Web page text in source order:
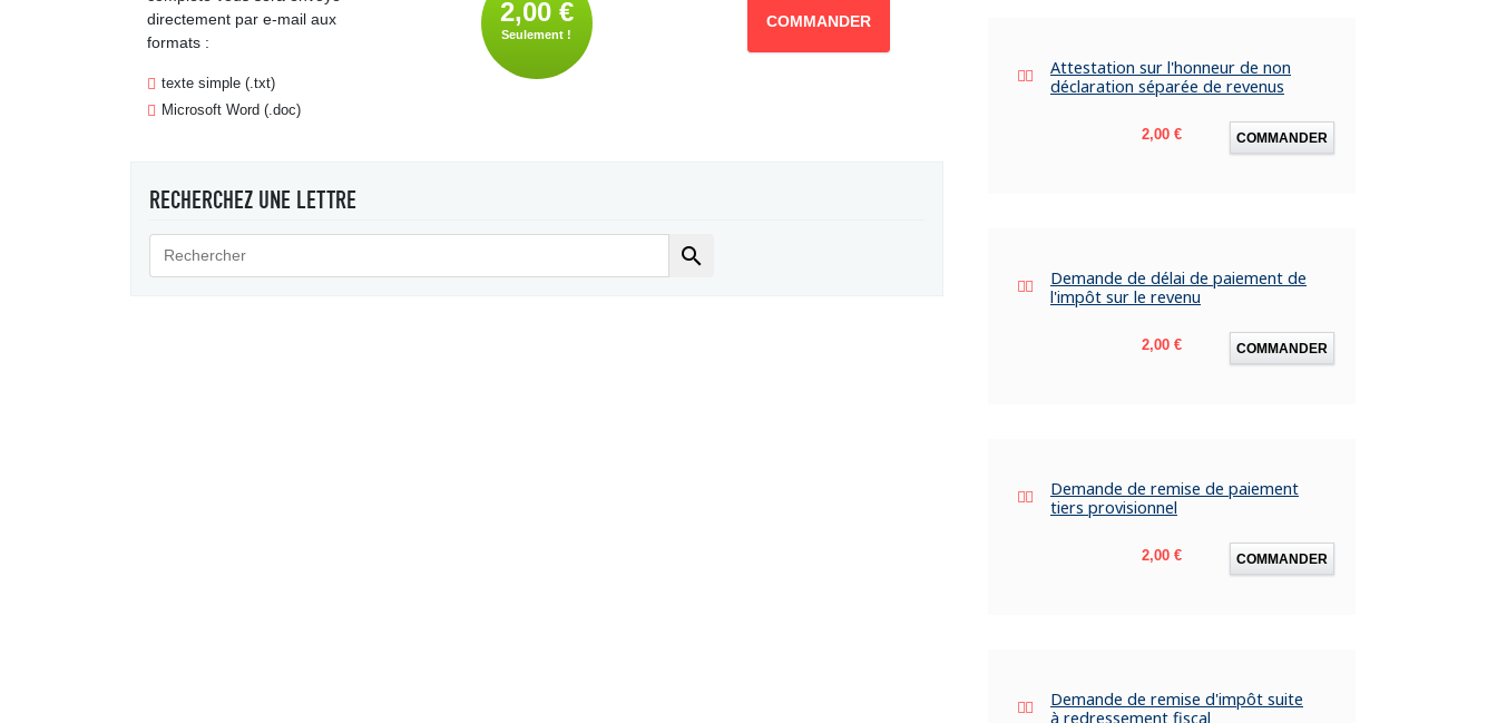
directement par e-mail aux
formats :
texte simple (.txt)
Microsoft Word (.doc)
2,00 €
Seulement !
COMMANDER
RECHERCHEZ UNE LETTRE

Attestation sur l'honneur de non
déclaration séparée de revenus
Prix
2,00 € COMMANDER
Demande de délai de paiement de
l'impôt sur le revenu
Prix
2,00 € COMMANDER
Demande de remise de paiement
tiers provisionnel
Prix
2,00 € COMMANDER
Demande de remise d'impôt suite
à redressement fiscal